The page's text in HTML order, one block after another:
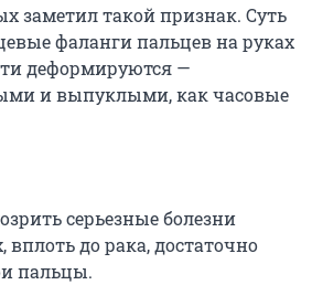
заметил такой признак. Суть
фаланги пальцев на руках
деформируются —
и выпуклыми, как часовые
серьезные болезни
вплоть до рака, достаточно
пальцы.